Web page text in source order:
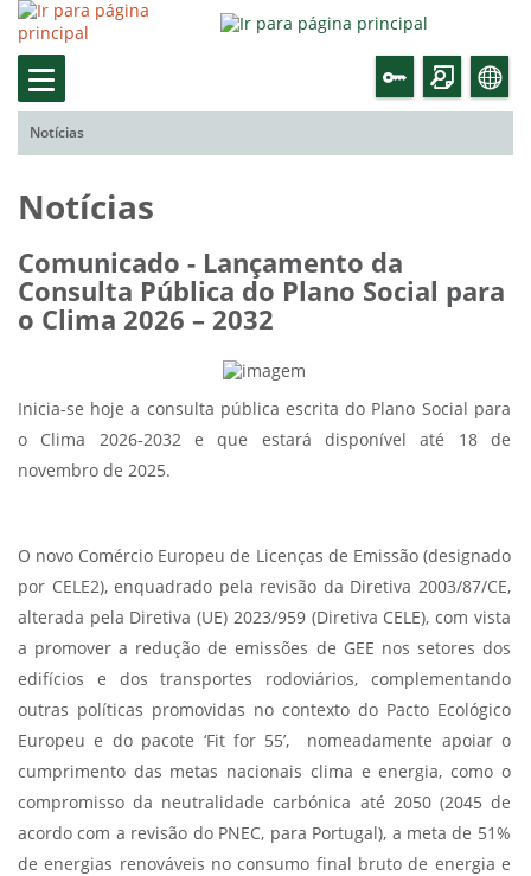
Notícias
Notícias
Comunicado - Lançamento da
Consulta Pública do Plano Social para
o Clima 2026 – 2032
Inicia-se hoje a consulta pública escrita do Plano Social para
o Clima 2026-2032 e que estará disponível até 18 de
novembro de 2025.
O novo Comércio Europeu de Licenças de Emissão (designado
por CELE2), enquadrado pela revisão da Diretiva 2003/87/CE,
alterada pela Diretiva (UE) 2023/959 (Diretiva CELE), com vista
a promover a redução de emissões de GEE nos setores dos
edifícios e dos transportes rodoviários, complementando
outras políticas promovidas no contexto do Pacto Ecológico
Europeu e do pacote ‘Fit for 55’, nomeadamente apoiar o
cumprimento das metas nacionais clima e energia, como o
compromisso da neutralidade carbónica até 2050 (2045 de
acordo com a revisão do PNEC, para Portugal), a meta de 51%
de energias renováveis no consumo final bruto de energia e